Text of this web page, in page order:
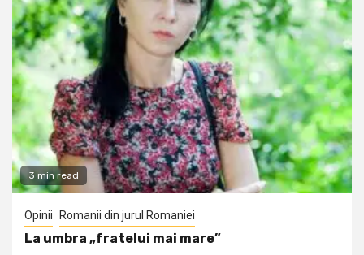
3 min read
Opinii Romanii din jurul Romaniei
La umbra „fratelui mai mare”